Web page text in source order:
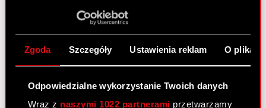
Zgoda Szczegóły Ustawienia reklam O
Odpowiedzialne wykorzystanie Twoich danych
Wraz z naszymi 1022 partnerami przetwarzamy
17 listopada 2020 17:22
Temat: Warunkowa rejestracja akcji serii M w
Krajowym Depozycie Papierów Wartościowych
S.A. Podstawa prawna: Art. 17 ust. 1 MAR –
Zarząd CD PROJEKT S.A. z siedzibą w Warszawie